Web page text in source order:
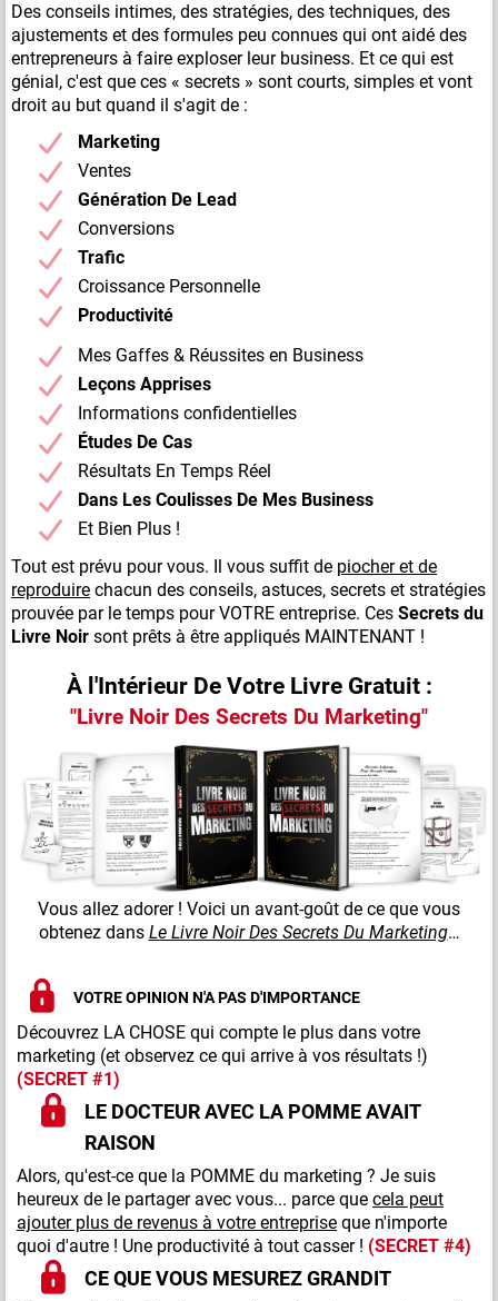
Des conseils intimes, des stratégies, des techniques, des
ajustements et des formules peu connues qui ont aidé des
entrepreneurs à faire exploser leur business. Et ce qui est
génial, c'est que ces « secrets » sont courts, simples et vont
droit au but quand il s'agit de :
Marketing
Ventes
Génération De Lead
Conversions
Trafic
Croissance Personnelle
Productivité
Mes Gaffes & Réussites en Business
Leçons Apprises
Informations confidentielles
Études De Cas
Résultats En Temps Réel
Dans Les Coulisses De Mes Business
Et Bien Plus !
Tout est prévu pour vous. Il vous suffit de piocher et de
reproduire chacun des conseils, astuces, secrets et stratégies
prouvée par le temps pour VOTRE entreprise. Ces Secrets du
Livre Noir sont prêts à être appliqués MAINTENANT !
À l'Intérieur De Votre Livre Gratuit :
"Livre Noir Des Secrets Du Marketing"
Vous allez adorer ! Voici un avant-goût de ce que vous
obtenez dans Le Livre Noir Des Secrets Du Marketing…
VOTRE OPINION N'A PAS D'IMPORTANCE
Découvrez LA CHOSE qui compte le plus dans votre
marketing (et observez ce qui arrive à vos résultats !)
(SECRET #1)
LE DOCTEUR AVEC LA POMME AVAIT
RAISON
Alors, qu'est-ce que la POMME du marketing ? Je suis
heureux de le partager avec vous... parce que cela peut
ajouter plus de revenus à votre entreprise que n'importe
quoi d'autre ! Une productivité à tout casser ! (SECRET #4)
CE QUE VOUS MESUREZ GRANDIT